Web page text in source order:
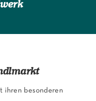
ihren besonderen